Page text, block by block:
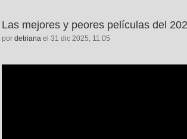
Las mejores y peores películas del
por detriana el 31 dic 2025, 11:05